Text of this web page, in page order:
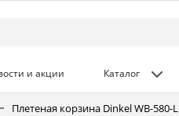
и акции Каталог
Плетеная корзина Dinkel WB-580-L